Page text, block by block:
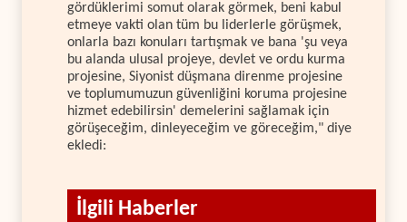
gördüklerimi somut olarak görmek, beni kabul
etmeye vakti olan tüm bu liderlerle görüşmek,
onlarla bazı konuları tartışmak ve bana 'şu veya
bu alanda ulusal projeye, devlet ve ordu kurma
projesine, Siyonist düşmana direnme projesine
ve toplumumuzun güvenliğini koruma projesine
hizmet edebilirsin' demelerini sağlamak için
görüşeceğim, dinleyeceğim ve göreceğim," diye
ekledi:
İlgili Haberler